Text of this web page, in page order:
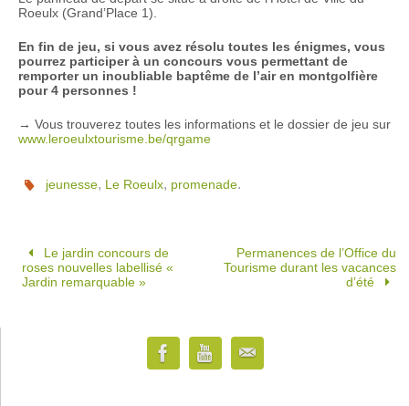
Roeulx (Grand’Place 1).
En fin de jeu, si vous avez résolu toutes les énigmes, vous
pourrez participer à un concours vous permettant de
remporter un inoubliable baptême de l’air en montgolfière
pour 4 personnes !
→ Vous trouverez toutes les informations et le dossier de jeu sur
www.leroeulxtourisme.be/qrgame
jeunesse, Le Roeulx, promenade.
Le jardin concours de
roses nouvelles labellisé «
Jardin remarquable »
Permanences de l’Office du
Tourisme durant les vacances
d’été